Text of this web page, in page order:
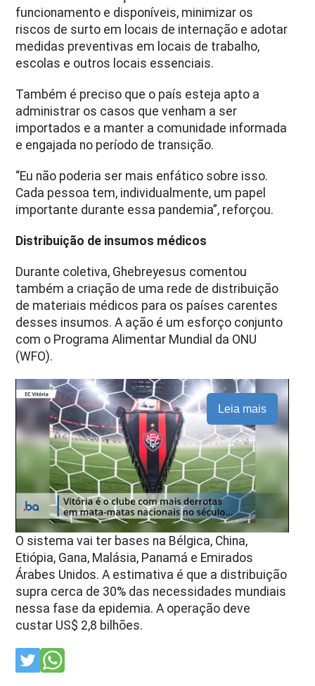
funcionamento e disponíveis, minimizar os
riscos de surto em locais de internação e adotar
medidas preventivas em locais de trabalho,
escolas e outros locais essenciais.
Também é preciso que o país esteja apto a
administrar os casos que venham a ser
importados e a manter a comunidade informada
e engajada no período de transição.
“Eu não poderia ser mais enfático sobre isso.
Cada pessoa tem, individualmente, um papel
importante durante essa pandemia”, reforçou.
Distribuição de insumos médicos
Durante coletiva, Ghebreyesus comentou
também a criação de uma rede de distribuição
de materiais médicos para os países carentes
desses insumos. A ação é um esforço conjunto
com o Programa Alimentar Mundial da ONU
(WFO).
Leia mais
O sistema vai ter bases na Bélgica, China,
Etiópia, Gana, Malásia, Panamá e Emirados
Árabes Unidos. A estimativa é que a distribuição
supra cerca de 30% das necessidades mundiais
nessa fase da epidemia. A operação deve
custar US$ 2,8 bilhões.